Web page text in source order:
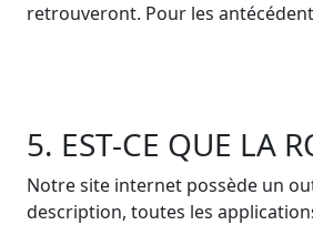
retrouveront. Pour les
5. EST-CE QUE LA
Notre site internet possède un
description, toutes les